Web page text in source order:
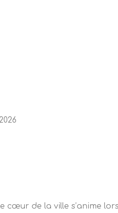
cœur de la ville s’anime